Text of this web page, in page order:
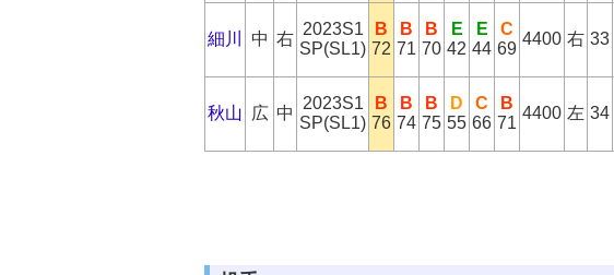
細川 中 右
2023S1
SP(SL1)
B
72
B
71
B
70
E
42
E
44
C
69
4400 右 33
秋山 広 中
2023S1
SP(SL1)
B
76
B
74
B
75
D
55
C
66
B
71
4400 左 34